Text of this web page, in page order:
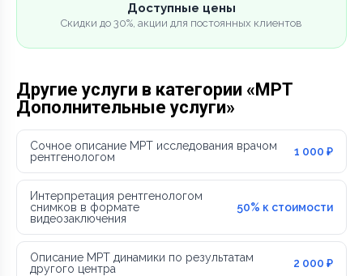
Доступные цены
Скидки до 30%, акции для постоянных клиентов
Другие услуги в категории «МРТ
Дополнительные услуги»
Сочное описание МРТ исследования врачом
рентгенологом
1 000 ₽
Интерпретация рентгенологом
снимков в формате
видеозаключения
50% к стоимости
Описание МРТ динамики по результатам
другого центра
2 000 ₽